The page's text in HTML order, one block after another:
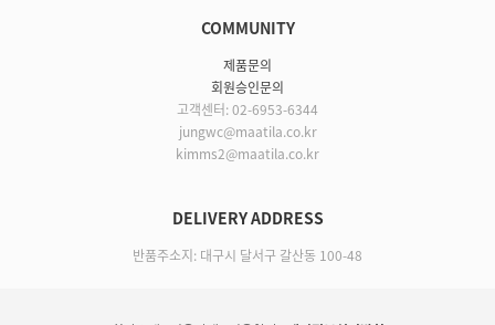
COMMUNITY
제품문의
회원승인문의
고객센터: 02-6953-6344
jungwc@maatila.co.kr
kimms2@maatila.co.kr
DELIVERY ADDRESS
반품주소지: 대구시 달서구 갈산동 100-48